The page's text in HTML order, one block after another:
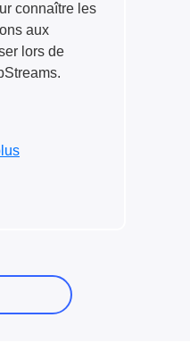
connaître les
aux
lors de